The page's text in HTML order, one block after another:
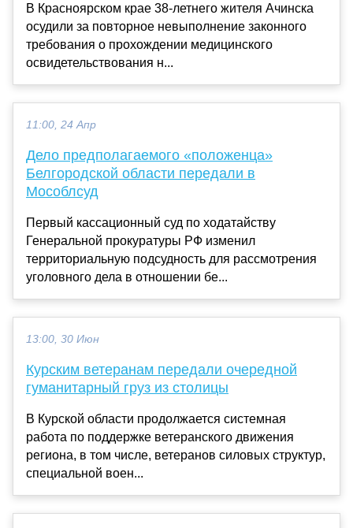
В Красноярском крае 38-летнего жителя Ачинска
осудили за повторное невыполнение законного
требования о прохождении медицинского
освидетельствования н...
11:00, 24 Апр
Дело предполагаемого «положенца»
Белгородской области передали в
Мособлсуд
Первый кассационный суд по ходатайству
Генеральной прокуратуры РФ изменил
территориальную подсудность для рассмотрения
уголовного дела в отношении бе...
13:00, 30 Июн
Курским ветеранам передали очередной
гуманитарный груз из столицы
В Курской области продолжается системная
работа по поддержке ветеранского движения
региона, в том числе, ветеранов силовых структур,
специальной воен...